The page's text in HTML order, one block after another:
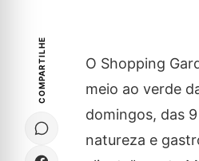
COMPARTILHE
O Shopping
meio ao verde
domingos, das
natureza e